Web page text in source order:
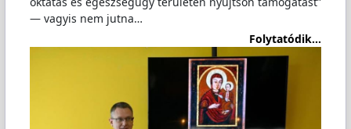
— vagyis nem jutna…
Folytatódik...